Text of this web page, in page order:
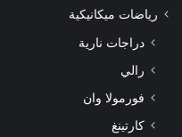
رياضات ميكانيكية
دراجات نارية
رالي
فورمولا وان
كارتينغ